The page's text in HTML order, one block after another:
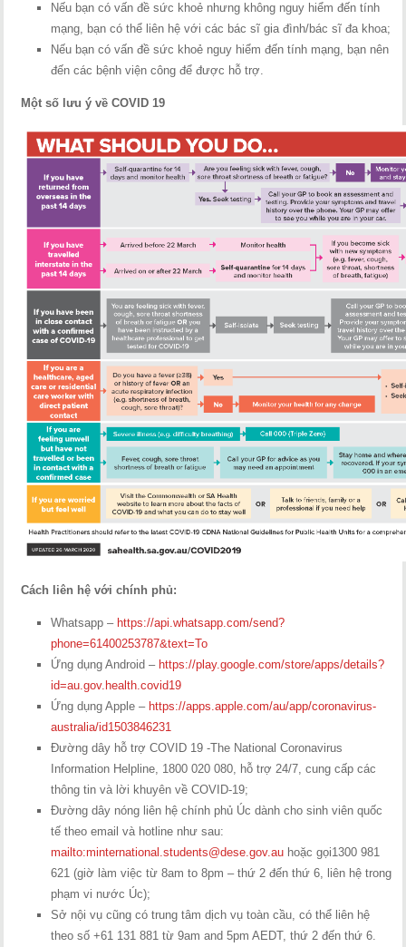
Nếu bạn có vấn đề sức khoẻ nhưng không nguy hiểm đến tính
mạng, bạn có thể liên hệ với các bác sĩ gia đình/bác sĩ đa khoa;
Nếu bạn có vấn đề sức khoẻ nguy hiểm đến tính mạng, bạn nên
đến các bệnh viện công để được hỗ trợ.
Một số lưu ý về COVID 19
Cách liên hệ với chính phủ:
Whatsapp – https://api.whatsapp.com/send?
phone=61400253787&text=To
Ứng dụng Android – https://play.google.com/store/apps/details?
id=au.gov.health.covid19
Ứng dụng Apple – https://apps.apple.com/au/app/coronavirus-
australia/id1503846231
Đường dây hỗ trợ COVID 19 -The National Coronavirus
Information Helpline, 1800 020 080, hỗ trợ 24/7, cung cấp các
thông tin và lời khuyên về COVID-19;
Đường dây nóng liên hệ chính phủ Úc dành cho sinh viên quốc
tế theo email và hotline như sau:
mailto:minternational.students@dese.gov.au hoặc gọi1300 981
621 (giờ làm việc từ 8am to 8pm – thứ 2 đến thứ 6, liên hệ trong
phạm vi nước Úc);
Sở nội vụ cũng có trung tâm dịch vụ toàn cầu, có thể liên hệ
theo số +61 131 881 từ 9am and 5pm AEDT, thứ 2 đến thứ 6.